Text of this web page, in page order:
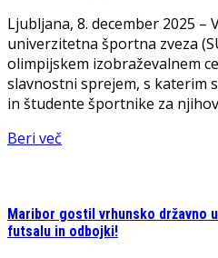
Ljubljana, 8. december 2025 –
univerzitetna športna zveza
olimpijskem izobraževalnem
slavnostni sprejem, s katerim
in študente športnike za
Beri več
Maribor gostil vrhunsko državno
futsalu in odbojki!